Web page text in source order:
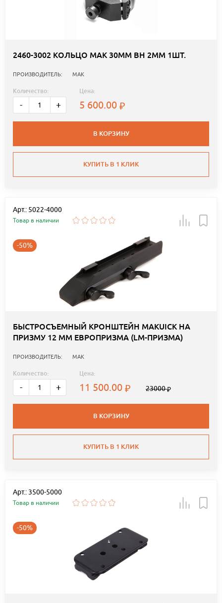
2460-3002 КОЛЬЦО MAK 30ММ ВН 2ММ 1ШТ.
ПРОИЗВОДИТЕЛЬ: MAK
Количество:
- +
Цена:
5 600.00
В КОРЗИНУ
КУПИТЬ В 1 КЛИК
Арт.: 5022-4000
Товар в наличии
-50%
БЫСТРОСЪЕМНЫЙ КРОНШТЕЙН MAKUICK НА
ПРИЗМУ 12 ММ ЕВРОПРИЗМА (LM-ПРИЗМА)
ПРОИЗВОДИТЕЛЬ: MAK
Количество:
- +
Цена:
11 500.00 23000
В КОРЗИНУ
КУПИТЬ В 1 КЛИК
Арт.: 3500-5000
Товар в наличии
-50%